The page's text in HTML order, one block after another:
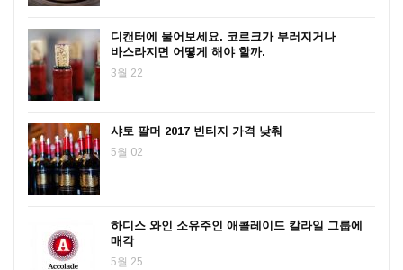
디캔터에 물어보세요. 코르크가 부러지거나
바스라지면 어떻게 해야 할까.
3월 22
샤토 팔머 2017 빈티지 가격 낮춰
5월 02
하디스 와인 소유주인 애콜레이드 칼라일 그룹에
매각
5월 25